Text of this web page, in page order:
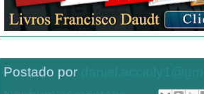
Postado por